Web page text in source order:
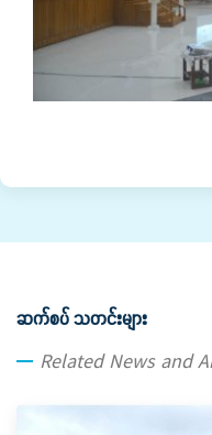
ဆက်စပ် သတင်းများ
Related News and